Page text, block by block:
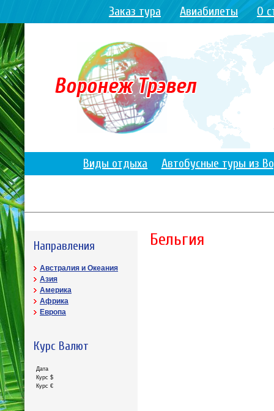
Заказ тура Авиабилеты О
Виды отдыха Автобусные туры из
Направления
Австралия и Океания
Азия
Америка
Африка
Европа
Курс Валют
Дата
Курс $
Курс €
Бельгия